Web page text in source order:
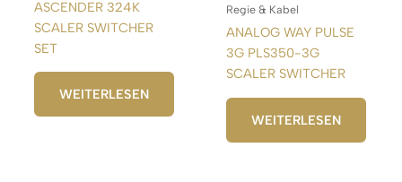
ASCENDER 324K
SCALER SWITCHER
SET
WEITERLESEN
Regie & Kabel
ANALOG WAY PULSE
3G PLS350-3G
SCALER SWITCHER
WEITERLESEN